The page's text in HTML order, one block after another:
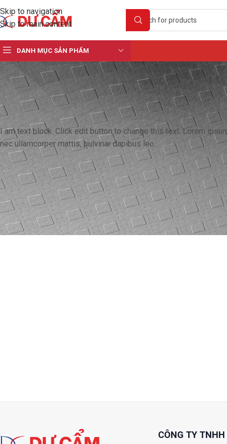
Skip to navigation
Skip to main content
DANH MỤC SẢN PHẨM
I am text block. Click edit button to change this text. Lorem
nec ullamcorper mattis, pulvinar dapibus leo.
CÔNG TY TNHH